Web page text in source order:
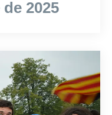
2025